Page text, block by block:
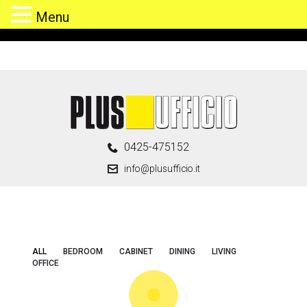
0425-475152
info@plusufficio.it
ALL BEDROOM CABINET DINING
LIVING
OFFICE
Menu